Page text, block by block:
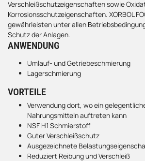
Verschleißschutzeigenschaften sowie
Korrosionsschutzeigenschaften. XORBOL
gewährleisten unter allen
Schutz der Anlagen.
ANWENDUNG
Umlauf- und Getriebeschmierung
Lagerschmierung
VORTEILE
Verwendung dort, wo ein
Nahrungsmitteln auftreten kann
NSF H1 Schmierstoff
Guter Verschleißschutz
Ausgezeichnete
Reduziert Reibung und Verschleiß